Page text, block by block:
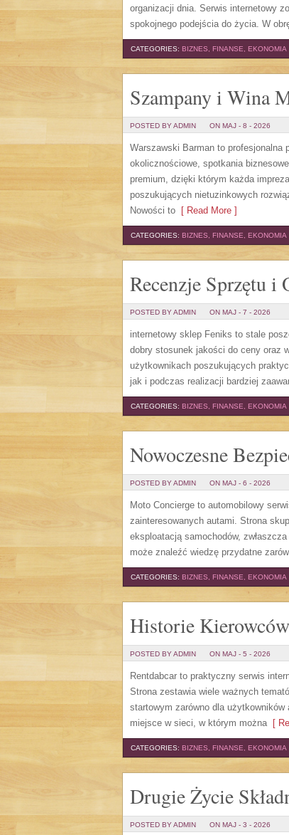
organizacji dnia. Serwis internetowy
spokojnego podejścia do życia. W
CATEGORIES: BIZNES, FINANSE, EKONOMIA
Szampany i Wina
POSTED BY ADMIN ON MAJ - 8 - 2026
Warszawski Barman to profesjonalna
okolicznościowe, spotkania
premium, dzięki którym każda
poszukujących nietuzinkowych
Nowości to [ Read More ]
CATEGORIES: BIZNES, FINANSE, EKONOMIA
Recenzje Sprzętu i
POSTED BY ADMIN ON MAJ - 7 - 2026
internetowy sklep Feniks to stale
dobry stosunek jakości do ceny oraz
użytkownikach poszukujących
jak i podczas realizacji bardziej
CATEGORIES: BIZNES, FINANSE, EKONOMIA
Nowoczesne
POSTED BY ADMIN ON MAJ - 6 - 2026
Moto Concierge to automobilowy
zainteresowanych autami. Strona
eksploatacją samochodów,
może znaleźć wiedzę przydatne
CATEGORIES: BIZNES, FINANSE, EKONOMIA
Historie
POSTED BY ADMIN ON MAJ - 5 - 2026
Rentdabcar to praktyczny serwis
Strona zestawia wiele ważnych
startowym zarówno dla
miejsce w sieci, w którym można[
CATEGORIES: BIZNES, FINANSE, EKONOMIA
Drugie Życie
POSTED BY ADMIN ON MAJ - 3 - 2026